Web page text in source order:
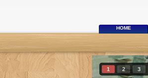
HOME
1 2 3